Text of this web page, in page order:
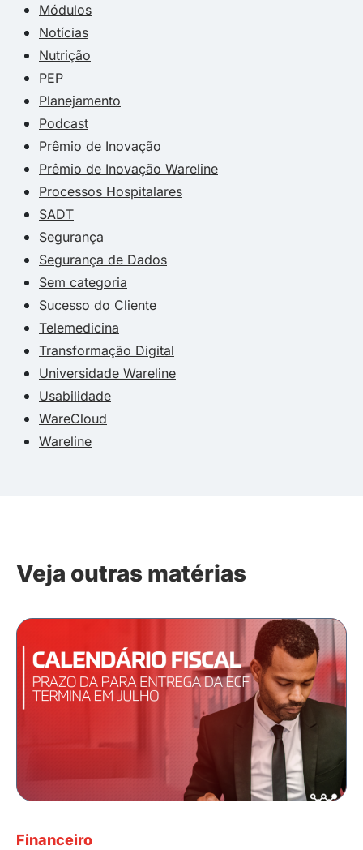
Módulos
Notícias
Nutrição
PEP
Planejamento
Podcast
Prêmio de Inovação
Prêmio de Inovação Wareline
Processos Hospitalares
SADT
Segurança
Segurança de Dados
Sem categoria
Sucesso do Cliente
Telemedicina
Transformação Digital
Universidade Wareline
Usabilidade
WareCloud
Wareline
Veja outras matérias
Financeiro